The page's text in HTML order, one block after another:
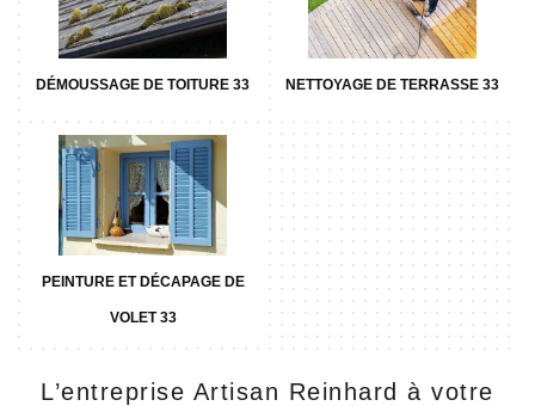
DÉMOUSSAGE DE TOITURE 33 NETTOYAGE DE TERRASSE 33
PEINTURE ET DÉCAPAGE DE
VOLET 33
L’entreprise Artisan Reinhard à votre